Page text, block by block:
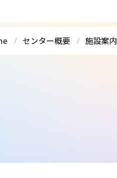
センター概要 施設案内